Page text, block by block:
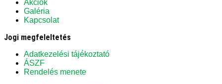
Akciók
Galéria
Kapcsolat
Jogi megfeleltetés
Adatkezelési tájékoztató
ÁSZF
Rendelés menete